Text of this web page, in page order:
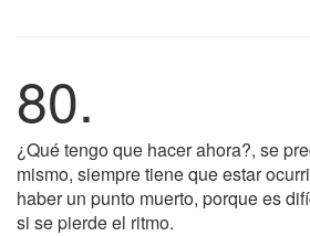
80.
¿Qué tengo que hacer ahora?, se
mismo, siempre tiene que estar
haber un punto muerto, porque es
si se pierde el ritmo.